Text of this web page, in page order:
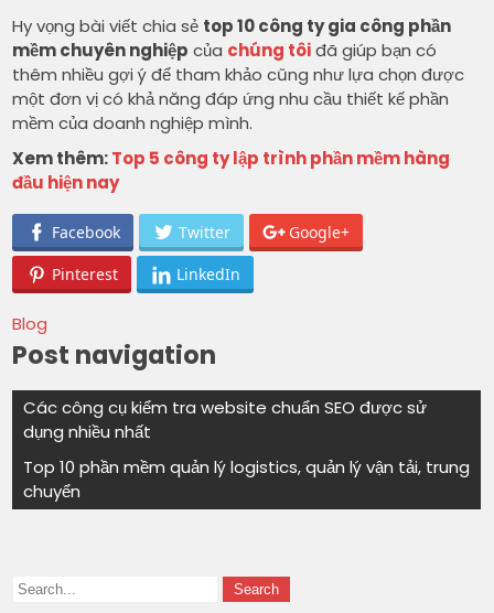
Hy vọng bài viết chia sẻ top 10 công ty gia công phần
mềm chuyên nghiệp của chúng tôiđã giúp bạn có
thêm nhiều gợi ý để tham khảo cũng như lựa chọn được
một đơn vị có khả năng đáp ứng nhu cầu thiết kế phần
mềm của doanh nghiệp mình.
Xem thêm:Top 5 công ty lập trình phần mềm hàng
đầu hiện nay
Facebook Twitter Google+
Pinterest LinkedIn
Blog
Post navigation
Các công cụ kiểm tra website chuẩn SEO được sử
dụng nhiều nhất
Top 10 phần mềm quản lý logistics, quản lý vận tải, trung
chuyển